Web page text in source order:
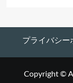
プライバシー
Copyright ©